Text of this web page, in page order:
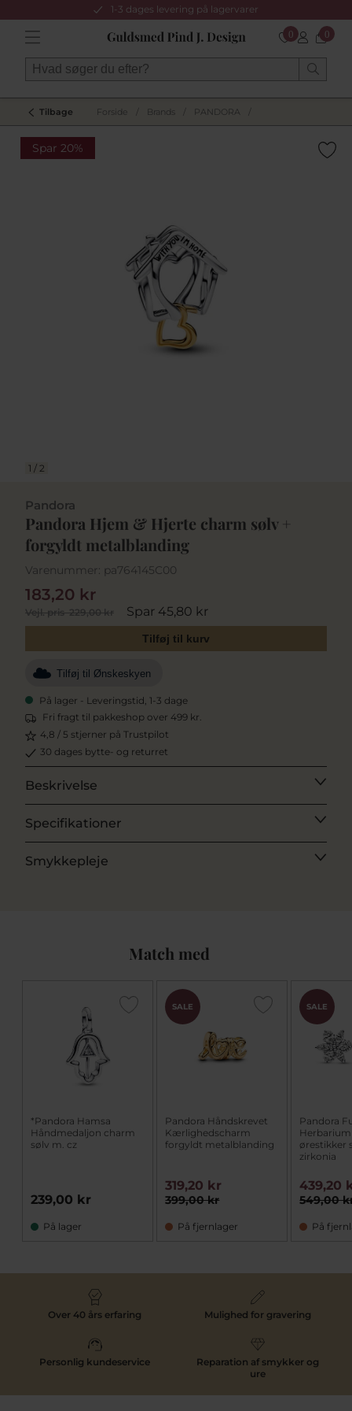
1-3 dages levering på lagervarer
0 0
Tilbage Forside Brands PANDORA
Spar 20%
1 / 2
Pandora
Pandora Hjem & Hjerte charm sølv +
forgyldt metalblanding
Varenummer: pa764145C00
Vejl. pris229,00 kr Spar 45,80 kr
183,20 kr
Tilføj til kurv
Tilføj til Ønskeskyen
På lager - Leveringstid, 1-3 dage
Fri fragt til pakkeshop over 499 kr.
4,8 / 5 stjerner på Trustpilot
30 dages bytte- og returret
Beskrivelse
Specifikationer
Smykkepleje
Match med
*Pandora Hamsa
Håndmedaljon charm
sølv m. cz
239,00 kr
På lager
SALE
Pandora Håndskrevet
Kærlighedscharm
forgyldt metalblanding
399,00 kr
319,20 kr
På fjernlager
SALE
Pandora
ørestikker
zirkonia
549,00
439,20
På
Over 40 års erfaring Mulighed for gravering
Personlig kundeservice
Reparation af smykker og
ure